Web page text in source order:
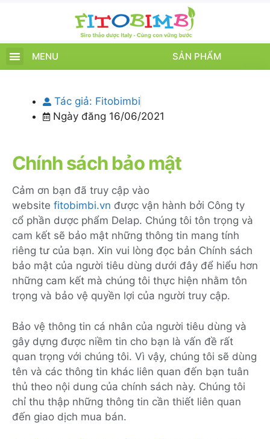
MENU SẢN PHẨM
Tác giả: Fitobimbi
Ngày đăng 16/06/2021
Chính sách bảo mật
Cảm ơn bạn đã truy cập vào
website fitobimbi.vn được vận hành bởi Công ty
cổ phần dược phẩm Delap. Chúng tôi tôn trọng và
cam kết sẽ bảo mật những thông tin mang tính
riêng tư của bạn. Xin vui lòng đọc bản Chính sách
bảo mật của người tiêu dùng dưới đây để hiểu hơn
những cam kết mà chúng tôi thực hiện nhằm tôn
trọng và bảo vệ quyền lợi của người truy cập.
Bảo vệ thông tin cá nhân của người tiêu dùng và
gây dựng được niềm tin cho bạn là vấn đề rất
quan trọng với chúng tôi. Vì vậy, chúng tôi sẽ dùng
tên và các thông tin khác liên quan đến bạn tuân
thủ theo nội dung của chính sách này. Chúng tôi
chỉ thu thập những thông tin cần thiết liên quan
đến giao dịch mua bán.